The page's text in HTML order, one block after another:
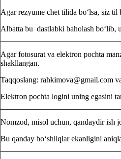
Agar rezyume chet tilida boʻlsa, siz
Albatta bu dastlabki baholash boʻlib,
Agar fotosurat va elektron pochta
shakllangan.
Taqqoslang: rahkimova@gmail.com
Elektron pochta logini uning egasini
Nomzod, misol uchun, qandaydir ish
Bu qanday boʻshliqlar ekanligini